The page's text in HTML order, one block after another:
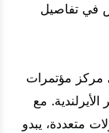
في تفاصيل
إلى 1 مارس في مركز مؤتمرات
مع
يورو في بطولات متعددة، يبدو